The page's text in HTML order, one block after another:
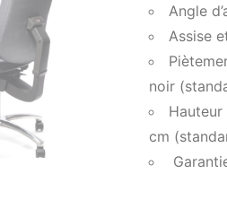
Angle
Assise
noir
Hauteur
cm